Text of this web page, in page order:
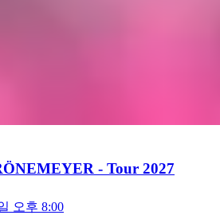
- Tour 2027
오후 8:00